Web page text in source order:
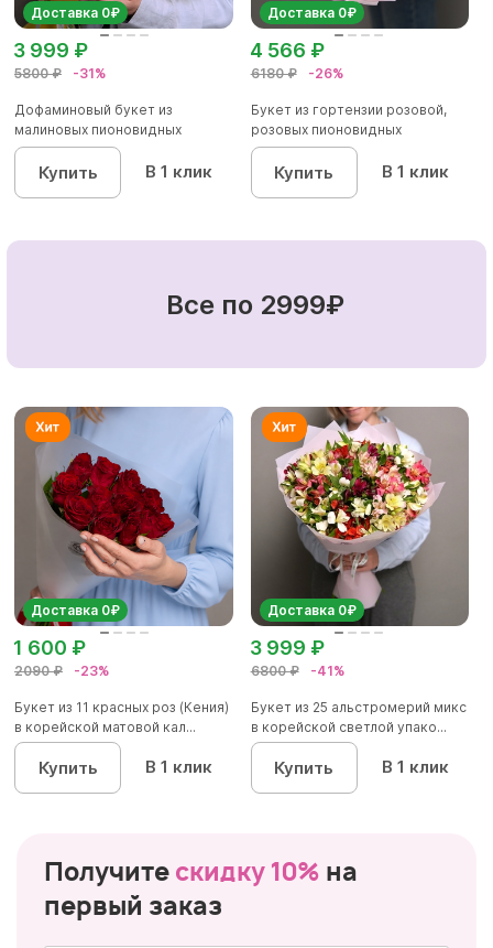
Доставка 0₽
5800 ₽ -31%
3 999 ₽
Дофаминовый букет из
малиновых пионовидных
кустовых роз...
Купить В 1 клик
Доставка 0₽
6180 ₽ -26%
4 566 ₽
Букет из гортензии розовой,
розовых пионовидных
кустовы...
Купить В 1 клик
Все по 2999₽
Доставка 0₽
2090 ₽ -23%
1 600 ₽
Букет из 11 красных роз (Кения)
в корейской матовой кал...
Купить В 1 клик
Доставка 0₽
6800 ₽ -41%
3 999 ₽
Букет из 25 альстромерий микс
в корейской светлой упако...
Купить В 1 клик
Получите скидку 10% на
первый заказ